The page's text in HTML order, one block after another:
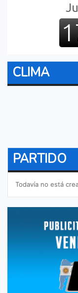
CLIMA
PARTIDO
Todavía no está